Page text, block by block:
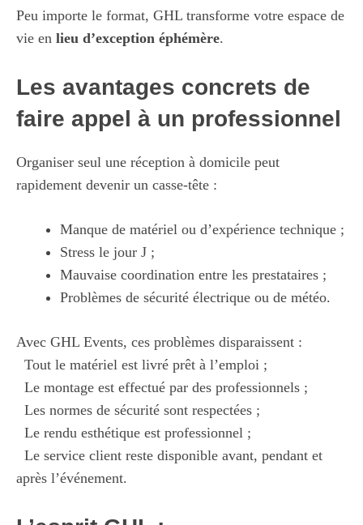
Peu importe le format, GHL transforme votre espace de
vie en lieu d’exception éphémère.
Les avantages concrets de
faire appel à un professionnel
Organiser seul une réception à domicile peut
rapidement devenir un casse-tête :
Manque de matériel ou d’expérience technique ;
Stress le jour J ;
Mauvaise coordination entre les prestataires ;
Problèmes de sécurité électrique ou de météo.
Avec GHL Events, ces problèmes disparaissent :
Tout le matériel est livré prêt à l’emploi ;
Le montage est effectué par des professionnels ;
Les normes de sécurité sont respectées ;
Le rendu esthétique est professionnel ;
Le service client reste disponible avant, pendant et
après l’événement.